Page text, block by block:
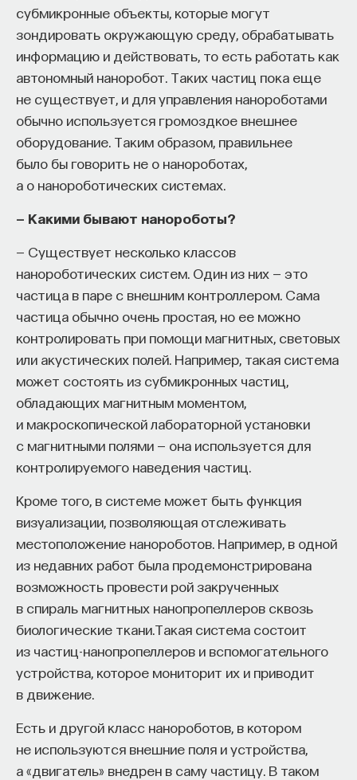
субмикронные объекты, которые могут
зондировать окружающую среду, обрабатывать
информацию и действовать, то есть работать как
автономный наноробот. Таких частиц пока еще
не существует, и для управления нанороботами
обычно используется громоздкое внешнее
оборудование. Таким образом, правильнее
было бы говорить не о нанороботах,
а о нанороботических системах.
— Какими бывают нанороботы?
— Существует несколько классов
нанороботических систем. Один из них — это
частица в паре с внешним контроллером. Сама
частица обычно очень простая, но ее можно
контролировать при помощи магнитных, световых
или акустических полей. Например, такая система
может состоять из субмикронных частиц,
обладающих магнитным моментом,
и макроскопической лабораторной установки
с магнитными полями — она используется для
контролируемого наведения частиц.
Кроме того, в системе может быть функция
визуализации, позволяющая отслеживать
местоположение нанороботов. Например, в одной
из недавних работ была продемонстрирована
возможность провести рой закрученных
в спираль магнитных нанопропеллеров сквозь
биологические ткани.Такая система состоит
из частиц-нанопропеллеров и вспомогательного
устройства, которое мониторит их и приводит
в движение.
Есть и другой класс нанороботов, в котором
не используются внешние поля и устройства,
а «двигатель» внедрен в саму частицу. В таком
Внеси свой вклад в дело
просвещения!
ПОДДЕРЖАТЬ ПОСТНАУКУ